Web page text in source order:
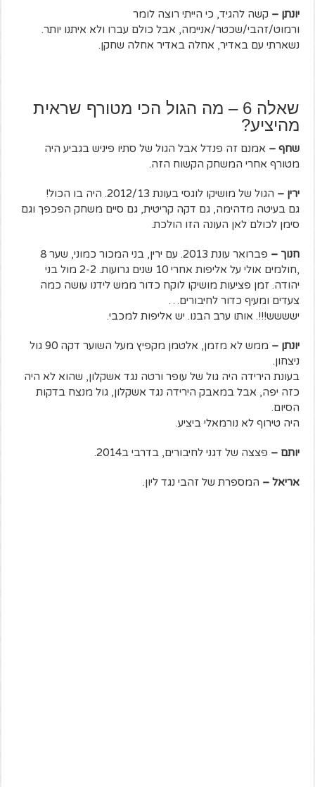
יונתן – קשה להגיד, כי הייתי רוצה לומר
ורמוט/זהבי/שכטר/אניימה, אבל כולם עברו ולא איתנו יותר.
נשארתי עם באדיר, אחלה באדיר אחלה שחקן.
שאלה 6 – מה הגול הכי מטורף שראית
מהיציע?
שחף – אמנם זה פנדל אבל הגול של סתיו פיניש בגביע היה
מטורף אחרי המשחק הקשוח הזה.
ירין – הגול של מושיקו לוגסי בעונת 2012/13. היה בו הכול!
גם בעיטה מדהימה, גם דקה קריטית, גם סיים משחק הפכפך וגם
סימן לכולם לאן העונה הזו הולכת.
חנוך–
פברואר עונת 2013. עם ירין, בני המכור כמוני, שער 8
,חולמים אולי על אליפות אחרי 10 שנים גרועות. 2-2 מול בני
יהודה. זמן פציעות מושיקו לוקח כדור ממש לידנו עושה כמה
צעדים ומעיף כדור לחיבורים…
ישששש!!!. אותו ערב הבנו. יש אליפות למכבי.
יונתן –
ממש לא מזמן, אלטמן מקפיץ מעל השוער דקה 90 גול
ניצחון.
בעונת הירידה היה גול של עופר ורטה נגד אשקלון, שהוא לא היה
כזה יפה, אבל במאבק הירידה נגד אשקלון, גול מנצח בדקות
הסיום.
היה טירוף לא נורמאלי ביציע.
יותם – פצצה של דגני לחיבורים, בדרבי ב2014.
אריאל – המספרת של זהבי נגד ליון.